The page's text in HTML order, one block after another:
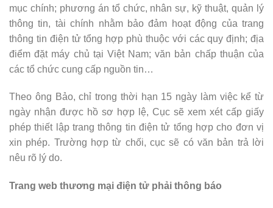
mục chính; phương án tổ chức, nhân sự, kỹ thuật, quản lý
thông tin, tài chính nhằm bảo đảm hoạt động của trang
thông tin điện tử tổng hợp phù thuộc với các quy định; địa
điểm đặt máy chủ tại Việt Nam; văn bản chấp thuận của
các tổ chức cung cấp nguồn tin…
Theo ông Bảo, chỉ trong thời hạn 15 ngày làm việc kể từ
ngày nhận được hồ sơ hợp lệ, Cục sẽ xem xét cấp giấy
phép thiết lập trang thông tin điện tử tổng hợp cho đơn vị
xin phép. Trường hợp từ chối, cục sẽ có văn bản trả lời
nêu rõ lý do.
Trang web thương mại điện tử phải thông báo